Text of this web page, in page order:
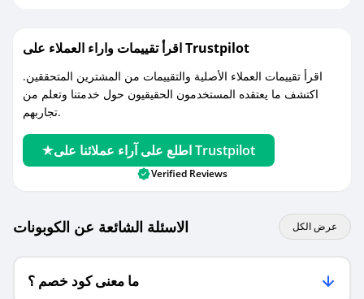
اقرأ تقييمات واراء العملاء على Trustpilot
اقرأ تقييمات العملاء الأصلية والتقييمات من المشترين المتحققين.
اكتشف ما يعتقده المستخدمون الحقيقيون حول خدمتنا وتعلم من
تجاربهم.
اطلع على آراء عملائنا على Trustpilot
Verified Reviews
الاسئلة الشائعة عن الكوبونات عرض الكل
ما معنى كود خصم ؟